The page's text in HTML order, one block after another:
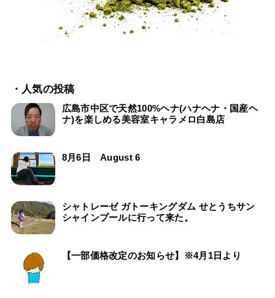
・人気の投稿
広島市中区で天然100%ヘナ(ハナヘナ・国産ヘ
ナ)を楽しめる美容室キャラメロ白島店
8月6日 August 6
シャトレーゼ ガトーキングダム せとうちサン
シャインプールに行って来た。
【一部価格改定のお知らせ】※4月1日より